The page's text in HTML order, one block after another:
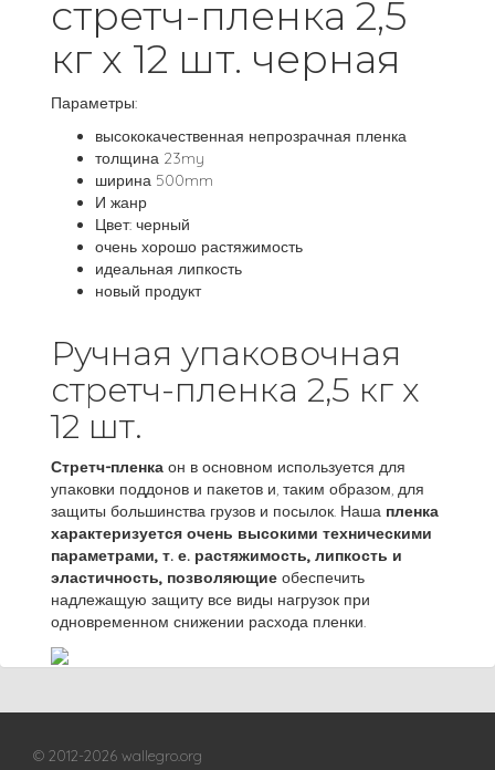
стретч-пленка 2,5
кг x 12 шт. черная
Параметры:
высококачественная непрозрачная пленка
толщина 23my
ширина 500mm
И жанр
Цвет: черный
очень хорошо растяжимость
идеальная липкость
новый продукт
Ручная упаковочная
стретч-пленка 2,5 кг x
12 шт.
Стретч-пленка он в основном используется для
упаковки поддонов и пакетов и, таким образом, для
защиты большинства грузов и посылок. Наша пленка
характеризуется очень высокими техническими
параметрами, т. е. растяжимость, липкость и
эластичность, позволяющие обеспечить
надлежащую защиту все виды нагрузок при
одновременном снижении расхода пленки.
© 2012-2026 wallegro.org